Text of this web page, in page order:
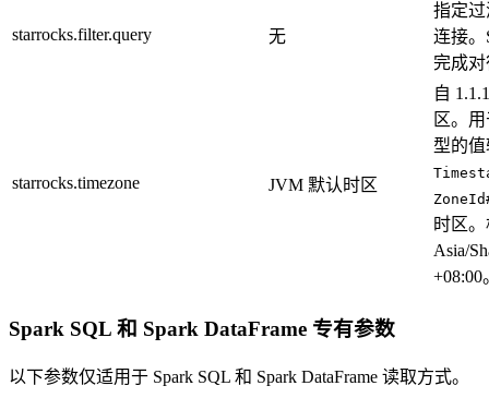
starrocks.filter.query 无
指定
连接。
完成
starrocks.timezone JVM 默认时区
自
区。
型的值
时区
Asia/
+08:00
Spark SQL 和 Spark DataFrame 专有参数
以下参数仅适用于 Spark SQL 和 Spark DataFrame 读取方式。